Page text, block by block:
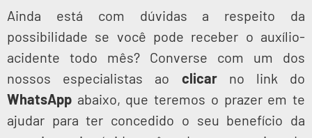
Ainda está com dúvidas a respeito da
possibilidade se você pode receber o auxílio-
acidente todo mês? Converse com um dos
nossos especialistas ao clicarno link do
WhatsApp abaixo, que teremos o prazer em te
ajudar para ter concedido o seu benefício da